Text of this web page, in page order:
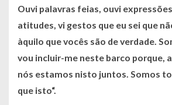
Ouvi palavras feias, ouvi
atitudes, vi gestos que eu sei que
àquilo que vocês são de verdade.
vou incluir-me neste barco porque,
nós estamos nisto juntos. Somos
que isto“.